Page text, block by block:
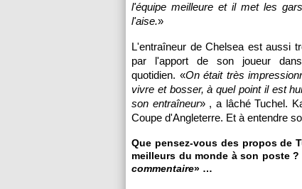
l'équipe meilleure et il met les
l'aise.»
L'entraîneur de Chelsea est aussi
par l'apport de son joueur
quotidien. «On était très
vivre et bosser, à quel point il est
son entraîneur» , a lâché Tuchel.
Coupe d'Angleterre. Et à entendre
Que pensez-vous des propos de
meilleurs du monde à son poste
commentaire» …